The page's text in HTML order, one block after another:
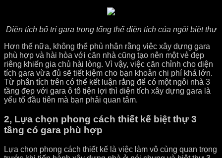
Diện tích bố trí gara trong tổng thể diện tích của ngôi biệt thự
Hơn thế nữa, không thể phủ nhận rằng việc xây dựng gara
phù hợp và hài hòa với căn nhà cũng tạo nên một vẻ đẹp
riêng khiến gia chủ hài lòng. Vì vậy, việc căn chỉnh cho diện
tích gara vừa đủ sẽ tiết kiệm cho bạn khoản chi phí khá lớn.
Từ phân tích trên có thể kết luận rằng để có một ngôi nhà 3
tầng đẹp với gara ô tô tiện lợi thì diện tích xây dựng gara là
yếu tố đầu tiên mà bạn phải quan tâm.
2, Lựa chọn phong cách thiết kế biệt thự 3
tầng có gara phù hợp
Lựa chọn phong cách thiết kế là việc làm vô cùng quan trọng